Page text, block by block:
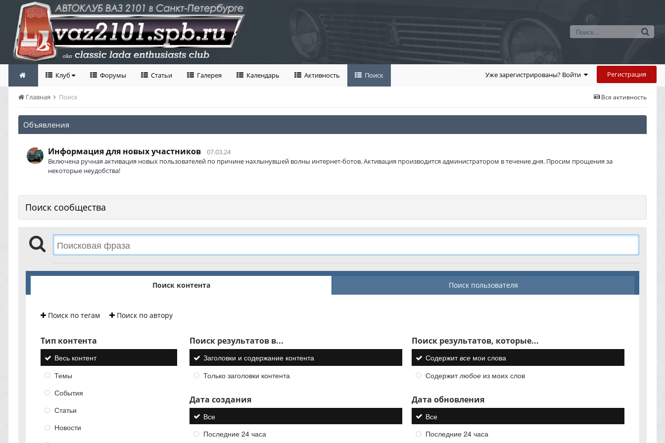
Уже зарегистрированы? Войти Регистрация
Клуб Форумы Статьи Галерея Календарь Активность Поиск
Вся активность
Главная Поиск
Объявления
Информация для новых участников
07.03.24
Включена ручная активация новых пользователей по причине нахлынувшей волны интернет-ботов. Активация производится администратором в течение дня. Просим прощения за
некоторые неудобства!
Поиск сообщества
Поиск контента Поиск пользователя
Поиск по тегам Поиск по автору
Тип контента
Весь контент
Темы
События
Статьи
Новости
Поиск результатов в...
Заголовки и содержание контента
Только заголовки контента
Поиск результатов, которые...
Содержитвсемои слова
Содержитлюбоеиз моих слов
Дата создания
Все
Последние 24 часа
Дата обновления
Все
Последние 24 часа